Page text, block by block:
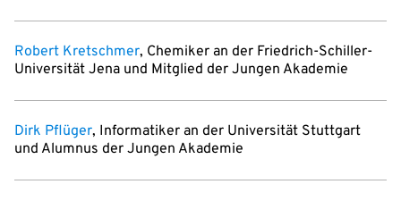
Robert Kretschmer, Chemiker an der Friedrich-Schiller-
Universität Jena und Mitglied der Jungen Akademie
Dirk Pflüger, Informatiker an der Universität Stuttgart
und Alumnus der Jungen Akademie